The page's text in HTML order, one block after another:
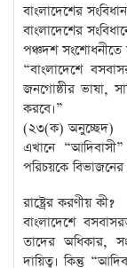
বাংলাদেশের
বাংলাদেশের
পঞ্চদশ সংশোধনীতে
“বাংলাদেশে
জনগোষ্ঠীর ভাষা,
করবে।”
(২৩(ক) অনুচ্ছেদ)
এখানে
পরিচয়কে বিভাজনের
রাষ্ট্রের করণীয় কী?
বাংলাদেশে
তাদের অধিকার,
দায়িত্ব। কিন্তু